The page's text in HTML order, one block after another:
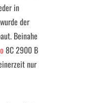
in
der
Beinahe
8C 2900 B
nur